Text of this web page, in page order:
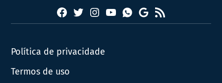
Facebook
TwitterInstagram
YouTubeWhatsapp
Google
News
RSS
Política de privacidade
Termos de uso